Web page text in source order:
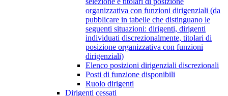
organizzativa con funzioni dirigenziali (da
pubblicare in tabelle che distinguano le
seguenti situazioni: dirigenti, dirigenti
individuati discrezionalmente, titolari di
posizione organizzativa con funzioni
dirigenziali)
Elenco posizioni dirigenziali discrezionali
Posti di funzione disponibili
Ruolo dirigenti
Dirigenti cessati